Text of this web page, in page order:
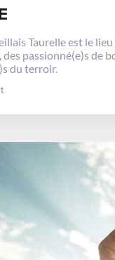
Taurelle est le
passionné(e)s de
du terroir.